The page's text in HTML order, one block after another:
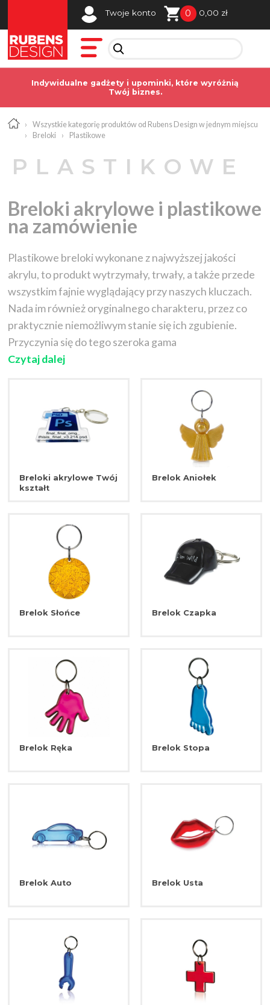
Twoje konto 0 0,00 zł
Indywidualne gadżety i upominki, które wyróżnią
Twój biznes.
›
Wszystkie kategorię produktów od Rubens Design w jednym miejscu
›
Breloki › Plastikowe
PLASTIKOWE
Breloki akrylowe i plastikowe
na zamówienie
Plastikowe breloki wykonane z najwyższej jakości
akrylu, to produkt wytrzymały, trwały, a także przede
wszystkim fajnie wyglądający przy naszych kluczach.
Nada im również oryginalnego charakteru, przez co
praktycznie niemożliwym stanie się ich zgubienie.
Przyczynia się do tego szeroka gama
Czytaj dalej
Breloki akrylowe Twój
kształt
Brelok Aniołek
Brelok Słońce Brelok Czapka
Brelok Ręka Brelok Stopa
Brelok Auto Brelok Usta